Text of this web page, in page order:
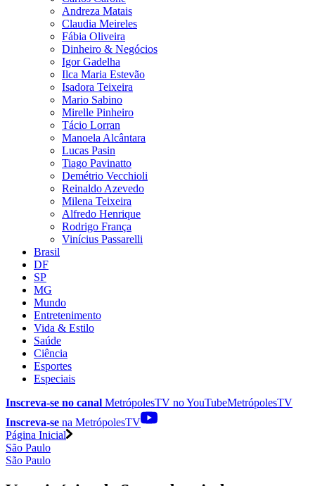
Andreza Matais
Claudia Meireles
Fábia Oliveira
Dinheiro & Negócios
Igor Gadelha
Ilca Maria Estevão
Isadora Teixeira
Mario Sabino
Mirelle Pinheiro
Tácio Lorran
Manoela Alcântara
Lucas Pasin
Tiago Pavinatto
Demétrio Vecchioli
Reinaldo Azevedo
Milena Teixeira
Alfredo Henrique
Rodrigo França
Vinícius Passarelli
Brasil
DF
SP
MG
Mundo
Entretenimento
Vida & Estilo
Saúde
Ciência
Esportes
Especiais
Inscreva-se no canal MetrópolesTV noYouTubeMetrópolesTV
Inscreva-se na MetrópolesTV
Página Inicial
São Paulo
São Paulo